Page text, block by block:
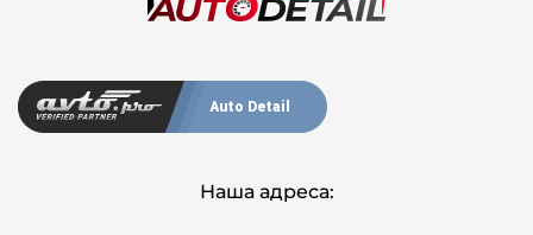
Auto Detail
Наша адреса: